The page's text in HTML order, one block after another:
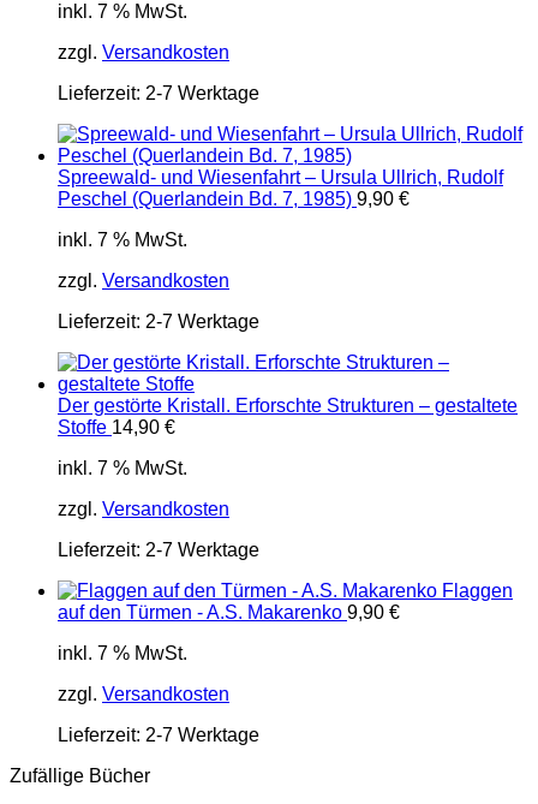
inkl. 7 % MwSt.
zzgl. Versandkosten
Lieferzeit: 2-7 Werktage
Spreewald- und Wiesenfahrt – Ursula Ullrich, Rudolf
Peschel (Querlandein Bd. 7, 1985) 9,90 €
inkl. 7 % MwSt.
zzgl. Versandkosten
Lieferzeit: 2-7 Werktage
Der gestörte Kristall. Erforschte Strukturen – gestaltete
Stoffe 14,90 €
inkl. 7 % MwSt.
zzgl. Versandkosten
Lieferzeit: 2-7 Werktage
Flaggen
auf den Türmen - A.S. Makarenko 9,90 €
inkl. 7 % MwSt.
zzgl. Versandkosten
Lieferzeit: 2-7 Werktage
Zufällige Bücher